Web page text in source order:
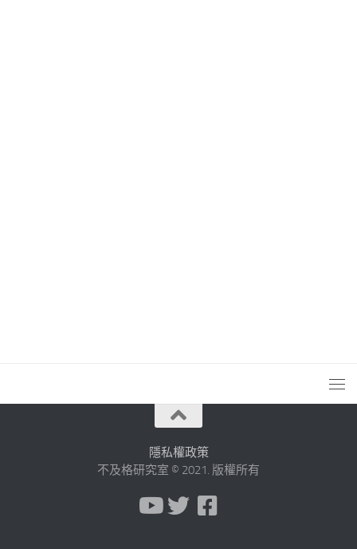
隱私權政策
不及格研究室 © 2021. 版權所有